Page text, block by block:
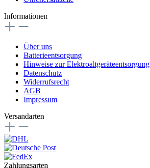
Informationen
Über uns
Batterieentsorgung
Hinweise zur Elektroaltgeräteentsorgung
Datenschutz
Widerrufsrecht
AGB
Impressum
Versandarten
Zahlungsarten